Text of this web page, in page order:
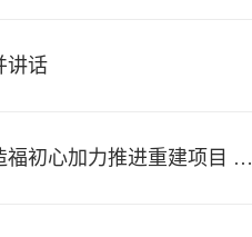
讲话
初心加力推进重建项目 做